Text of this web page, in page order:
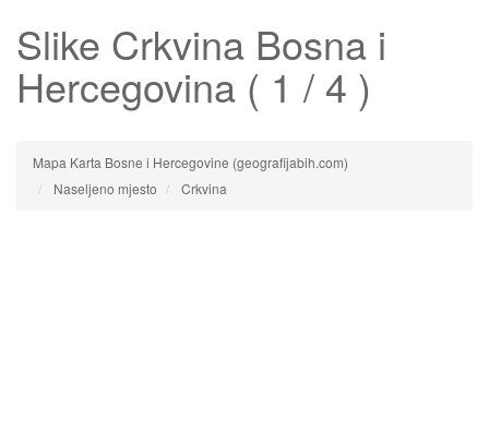
Slike Crkvina Bosna i
Hercegovina ( 1 / 4 )
Mapa Karta Bosne i Hercegovine (geografijabih.com)
Naseljeno mjesto
Crkvina